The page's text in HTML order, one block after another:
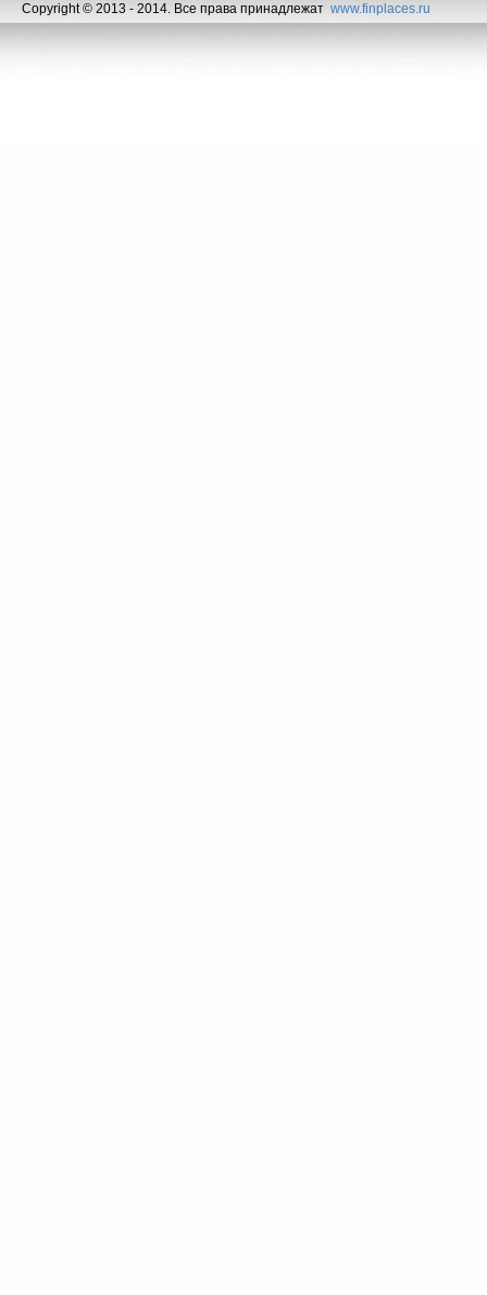
Copyright © 2013 - 2014. Все права принадлежат www.finplaces.ru